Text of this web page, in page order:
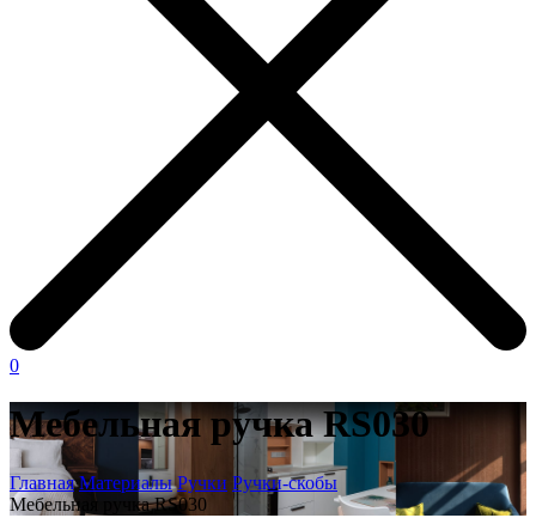
0
Мебельная ручка RS030
Главная Материалы Ручки Ручки-скобы
Мебельная ручка RS030